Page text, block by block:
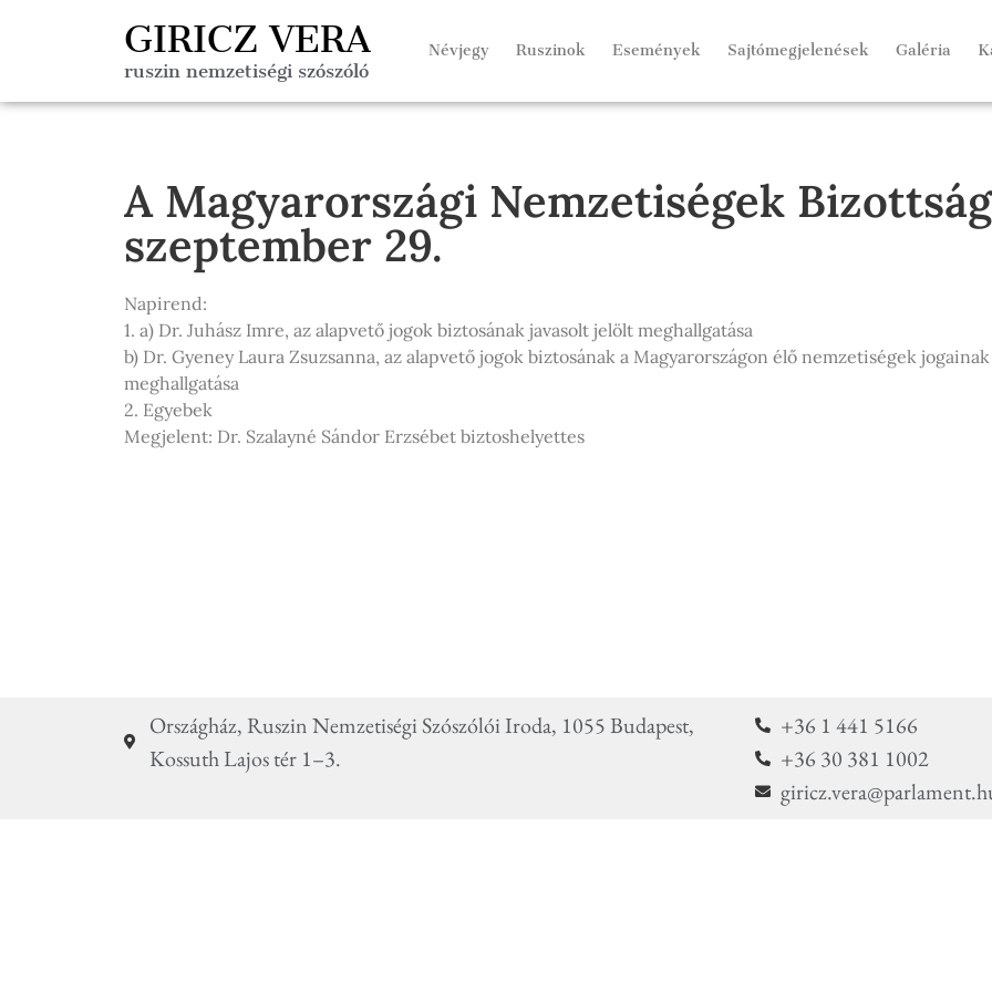
GIRICZ VERA
ruszin nemzetiségi szószóló
Névjegy Ruszinok Események Sajtómegjelenések Galéria
A Magyarországi Nemzetiségek
szeptember 29.
Napirend:
1. a) Dr. Juhász Imre, az alapvető jogok biztosának javasolt jelölt meghallgatása
b) Dr. Gyeney Laura Zsuzsanna, az alapvető jogok biztosának a Magyarországon élő nemzetiségek
meghallgatása
2. Egyebek
Megjelent: Dr. Szalayné Sándor Erzsébet biztoshelyettes
Országház, Ruszin Nemzetiségi Szószólói Iroda, 1055 Budapest,
Kossuth Lajos tér 1–3.
+36 1 441 5166
+36 30 381 1002